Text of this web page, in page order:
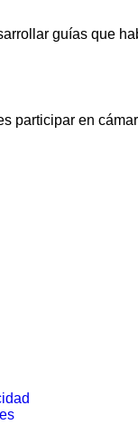
guías que
participar en